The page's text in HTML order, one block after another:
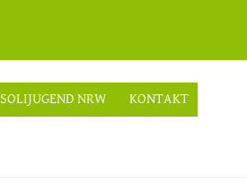
SOLIJUGEND NRW KONTAKT